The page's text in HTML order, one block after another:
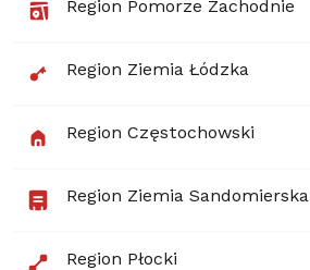
Region Pomorze Zachodnie
Region Ziemia Łódzka
Region Częstochowski
Region Ziemia Sandomierska
Region Płocki